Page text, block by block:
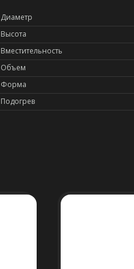
Диаметр
Высота
Вместительность
Объем
Форма
Подогрев